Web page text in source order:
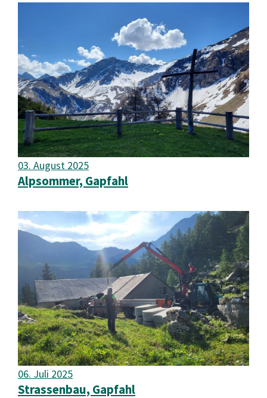
03. August 2025
Alpsommer, Gapfahl
06. Juli 2025
Strassenbau, Gapfahl